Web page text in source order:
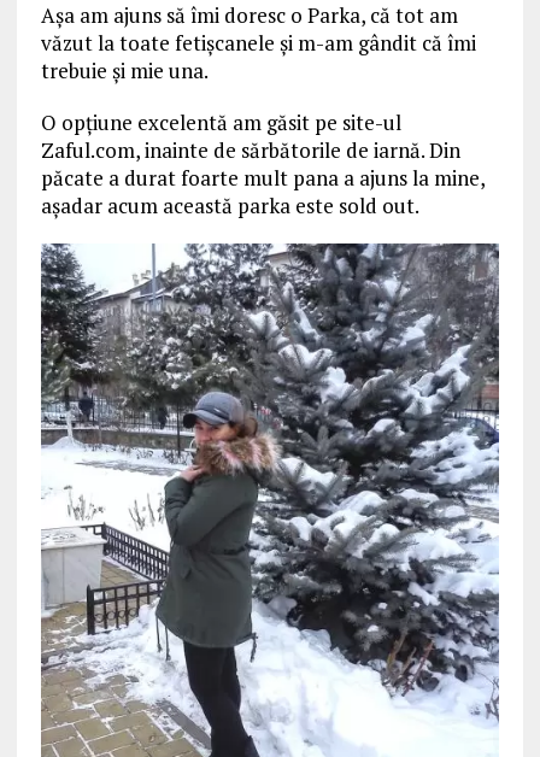
Aşa am ajuns să îmi doresc o Parka, că tot am
văzut la toate fetişcanele şi m-am gândit că îmi
trebuie şi mie una.
O opţiune excelentă am găsit pe site-ul
Zaful.com, inainte de sărbătorile de iarnă. Din
păcate a durat foarte mult pana a ajuns la mine,
așadar acum această parka este sold out.